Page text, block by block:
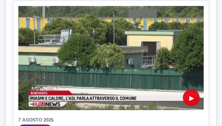
▶
7 AGOSTO 2026